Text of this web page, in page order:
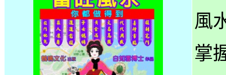
風
掌